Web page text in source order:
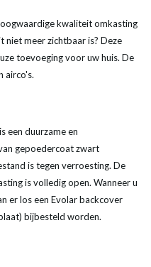
kwaliteit omkasting
meer zichtbaar is? Deze
toevoeging voor uw huis. De
airco's.
een duurzame en
gepoedercoat zwart
is tegen verroesting. De
is volledig open. Wanneer u
er los een Evolar backcover
bijbesteld worden.